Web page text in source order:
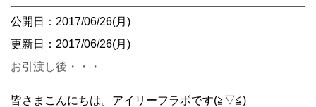
公開日：2017/06/26(月)
更新日：2017/06/26(月)
お引渡し後・・・
皆さまこんにちは。アイリーフラボです(≧▽≦)